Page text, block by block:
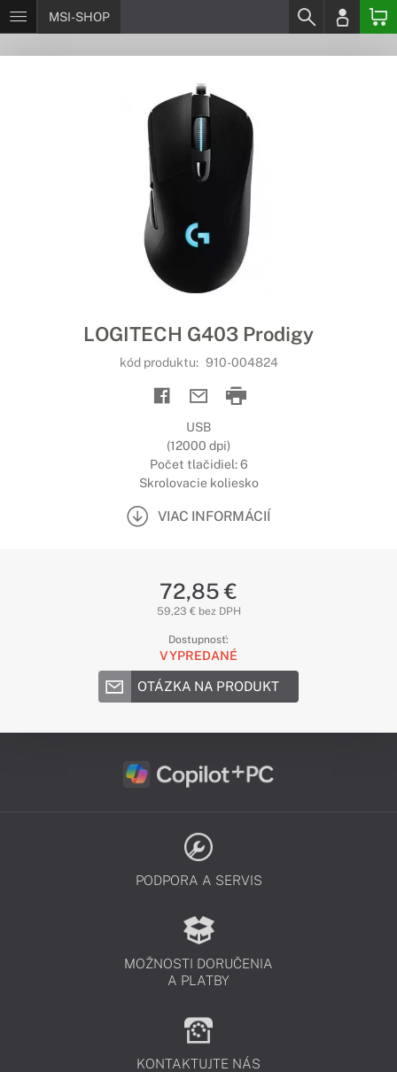
MSI-SHOP
LOGITECH G403 Prodigy
kód produktu: 910-004824
USB
(12000 dpi)
Počet tlačidiel: 6
Skrolovacie koliesko
VIAC INFORMÁCIÍ
72,85 €
59,23 € bez DPH
Dostupnosť:
VYPREDANÉ
OTÁZKA NA PRODUKT
PODPORA A SERVIS
MOŽNOSTI DORUČENIA
A PLATBY
KONTAKTUJTE NÁS